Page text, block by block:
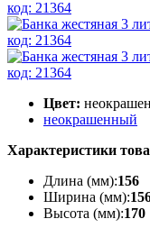
Цвет:
неокрашенный
Характеристики
Длина (мм):156
Ширина (мм):
Высота (мм):170